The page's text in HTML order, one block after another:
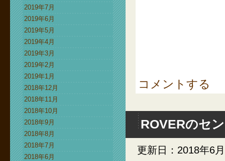
2019年7月
2019年6月
2019年5月
2019年4月
2019年3月
2019年2月
2019年1月
2018年12月
2018年11月
2018年10月
2018年9月
2018年8月
2018年7月
2018年6月
コメントする
ROVERのセ
更新日：2018年6